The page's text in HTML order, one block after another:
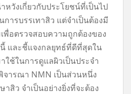
หวังเกี่ยวกับประโยชน์ที่เป็นไป
การบรรเทาสิว แต่จำเป็นต้องมี
เพื่อตรวจสอบความถูกต้องของ
และชี้แจงกลยุทธ์ที่ดีที่สุดใน
ใช้ในการดูแลผิวเป็นประจำ
ารณา NMN เป็นส่วนหนึ่ง
สิว จำเป็นอย่างยิ่งที่จะต้อง